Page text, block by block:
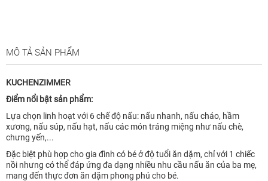
MÔ TẢ SẢN PHẨM
KUCHENZIMMER
Điểm nổi bật sản phẩm:
Lựa chọn linh hoạt với 6 chế độ nấu: nấu nhanh, nấu cháo, hầm
xương, nấu súp, nấu hạt, nấu các món tráng miệng như nấu chè,
chưng yến,...
Đặc biệt phù hợp cho gia đình có bé ở độ tuổi ăn dặm, chỉ với 1 chiếc
nồi nhưng có thể đáp ứng đa dạng nhiều nhu cầu nấu ăn của ba mẹ,
mang đến thực đơn ăn dặm phong phú cho bé.